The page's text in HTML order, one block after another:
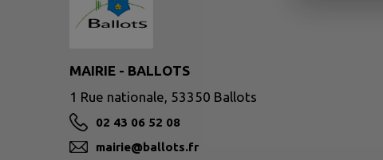
MAIRIE - BALLOTS
1 Rue nationale, 53350 Ballots
02 43 06 52 08
mairie@ballots.fr